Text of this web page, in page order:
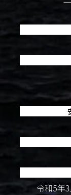
令和5年